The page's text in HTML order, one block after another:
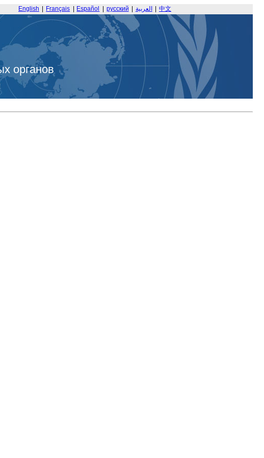
English Français Español русский العربية 中文
органов